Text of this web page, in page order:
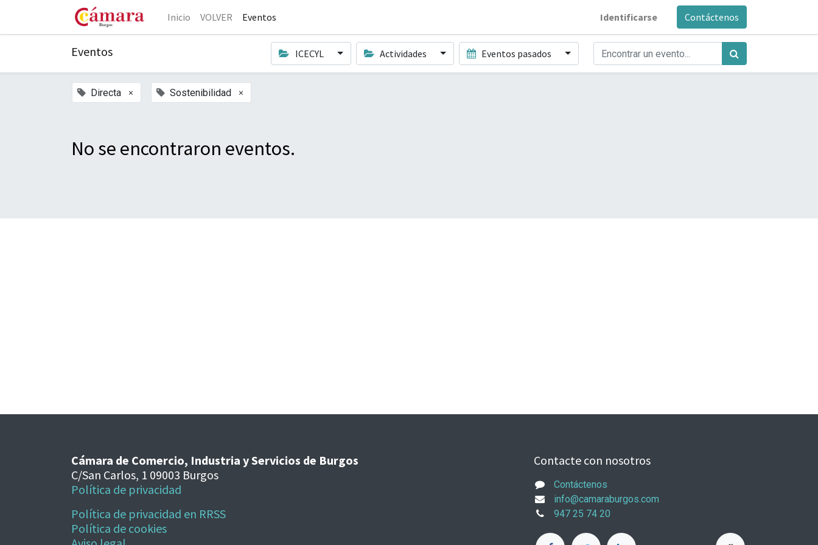
Inicio VOLVER Eventos Identificarse Contáctenos
Eventos ICECYL Actividades Eventos pasados
Directa × Sostenibilidad ×
No se encontraron eventos.
Cámara de Comercio, Industria y Servicios de Burgos
C/San Carlos, 1 09003 Burgos
Política de privacidad
Política de privacidad en RRSS
Política de cookies
Contacte con nosotros
Contáctenos
info@camaraburgos.com
947 25 74 20